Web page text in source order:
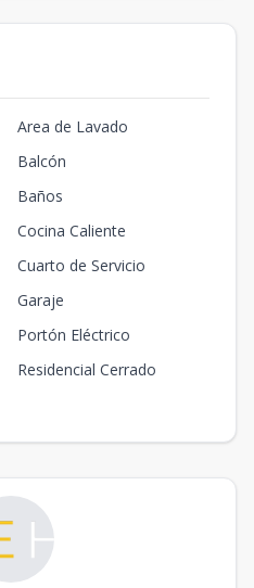
Area de Lavado
Balcón
Baños
Cocina Caliente
Cuarto de Servicio
Garaje
Portón Eléctrico
Residencial Cerrado